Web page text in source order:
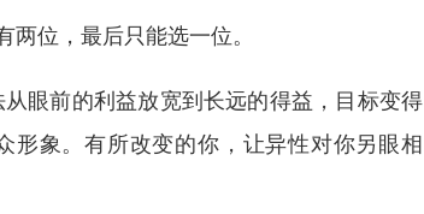
位，最后只能选一位。
眼前的利益放宽到长远的得益，目标变得
形象。有所改变的你，让异性对你另眼相